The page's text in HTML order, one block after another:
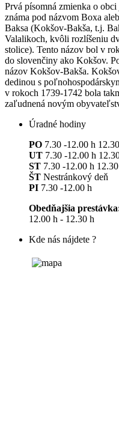
Prvá písomná zmienka o
známa pod názvom Boxa
Baksa (Kokšov-Bakša, t.j.
Valalikoch, kvôli rozlíšeniu
stolice). Tento názov bol v
do slovenčiny ako Kokšov.
názov Kokšov-Bakša.
dedinou s
v rokoch 1739-1742 bola
zaľudnená novým
Úradné hodiny
PO 7.30 -12.00 h
UT 7.30 -12.00 h
ST 7.30 -12.00 h
ŠT Nestránkový deň
PI 7.30 -12.00 h
Obedňajšia
12.00 h - 12.30 h
Kde nás nájdete ?